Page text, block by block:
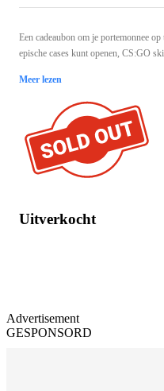
Een cadeaubon om je portemonnee
epische cases kunt openen, CS:GO
Meer lezen
Uitverkocht
Advertisement
GESPONSORD